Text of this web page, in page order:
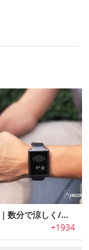
Aircon Watch｜数分で涼しく/暖かく体温調整可能なリストバンド「エアコンウォッチ」
+1934